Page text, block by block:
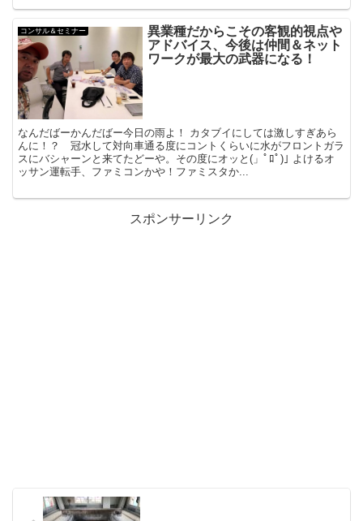
コンサル＆セミナー
異業種だからこその客観的視点や
アドバイス、今後は仲間＆ネット
ワークが最大の武器になる！
なんだばーかんだばー今日の雨よ！ カタブイにしては激しすぎあら
んに！？ 冠水して対向車通る度にコントくらいに水がフロントガラ
スにバシャーンと来てたどーや。その度にオッと(」ﾟﾛﾟ)｣ よけるオ
ッサン運転手、ファミコンかや！ファミスタか...
スポンサーリンク